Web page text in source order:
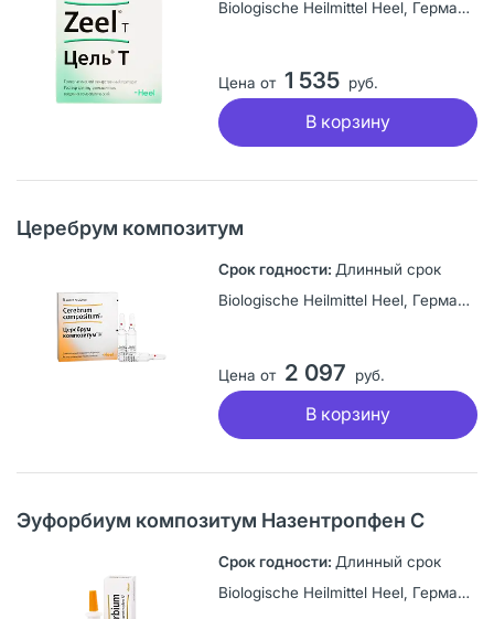
Biologische Heilmittel Heel, Германия
Цена от 1 535 руб.
В корзину
Церебрум композитум
Длинный срок
Biologische Heilmittel Heel, Германия
Цена от 2 097 руб.
В корзину
Эуфорбиум композитум Назентропфен С
Длинный срок
Biologische Heilmittel Heel, Германия